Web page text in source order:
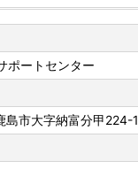
ポートセンター
島市大字納富分甲224-1